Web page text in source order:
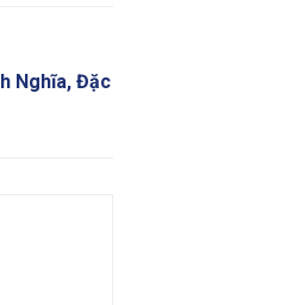
Nghĩa, Đặc